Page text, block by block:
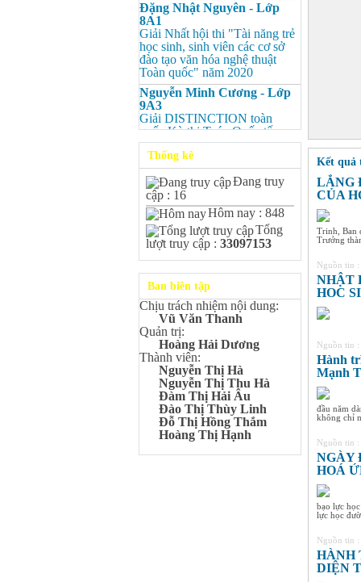
Đặng Nhật Nguyên - Lớp
8A1
Giải Nhất hội thi "Tài năng trẻ
học sinh, sinh viên các cơ sở
đào tạo văn hóa nghệ thuật
Toàn quốc" năm 2020
Nguyễn Minh Cương - Lớp
9A3
Giải DISTINCTION toàn
quốc Kỳ thi Toán Quốc tế
Kangaroo – IKMC 2020
Nguyễn Minh Cương - Lớp
9A3
Giải Ba kỳ thi chọn HSG cấp
tỉnh môn Toán.
Bùi Quang Minh - Lớp 9A3
Giải DISTINCTION Toàn
quốc Kỳ thi Toán Quốc tế
Kangaroo – IKMC 2020
Bùi Quang Minh - Lớp 9A3
Giải Ba kỳ thi chọn HSG cấp
tỉnh môn Toán.
Đinh Anh Thư - Lớp 9A3
Giải Nhì kỳ thi chọn HSG cấp
tỉnh môn Sinh học.
Chu Quang Lượng - Lớp
9A3
Giải Ba kỳ thi chọn HSG cấp
tỉnh môn Toán.
Lê Minh Chiến- Lớp 9A3
Giải Ba kỳ thi chọn HSG cấp
tỉnh môn Sinh học.
Thống kê
Đang truy
cập : 16
Hôm nay : 848
Tổng
lượt truy cập : 33097153
Ban biên tập
Chịu trách nhiệm nội dung:
Vũ Văn Thanh
Quản trị:
Hoàng Hải Dương
Thành viên:
Nguyễn Thị Hà
Nguyễn Thị Thu Hà
Đàm Thị Hải Âu
Đào Thị Thùy Linh
Đỗ Thị Hồng Thắm
Hoàng Thị Hạnh
Kết quả
LẮNG
CỦA
Trinh, Ban
Trưởng
Nguồn tin :
NHẬT
HOC
Nguồn tin :
Hành
Mạnh
đầu năm
không chỉ
Nguồn tin :
NGÀY
HOÁ
bạo lực
lực học
Nguồn tin :
HÀNH
DIỆN